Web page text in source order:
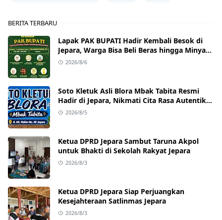
BERITA TERBARU
Lapak PAK BUPATI Hadir Kembali Besok di
Jepara, Warga Bisa Beli Beras hingga Minyak
Goreng dengan Harga Terjangkau
2026/8/6
Soto Kletuk Asli Blora Mbak Tabita Resmi
Hadir di Jepara, Nikmati Cita Rasa Autentik
Mulai Rp10 Ribu
2026/8/5
Ketua DPRD Jepara Sambut Taruna Akpol
untuk Bhakti di Sekolah Rakyat Jepara
2026/8/3
Ketua DPRD Jepara Siap Perjuangkan
Kesejahteraan Satlinmas Jepara
2026/8/3